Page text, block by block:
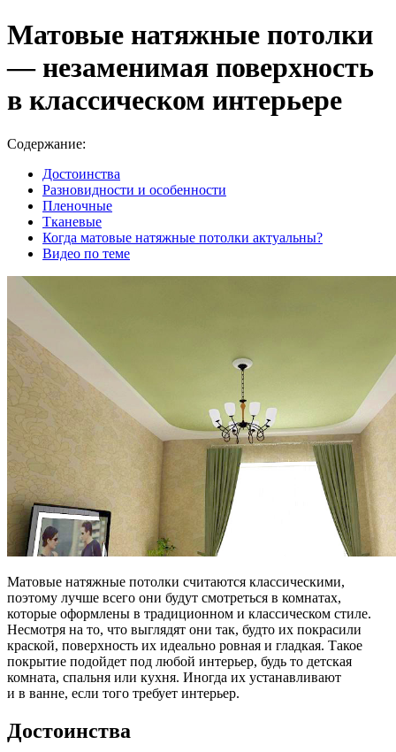
Матовые натяжные потолки
— незаменимая поверхность
в классическом интерьере
Содержание:
Достоинства
Разновидности и особенности
Пленочные
Тканевые
Когда матовые натяжные потолки актуальны?
Видео по теме
Матовые натяжные потолки считаются классическими,
поэтому лучше всего они будут смотреться в комнатах,
которые оформлены в традиционном и классическом стиле.
Несмотря на то, что выглядят они так, будто их покрасили
краской, поверхность их идеально ровная и гладкая. Такое
покрытие подойдет под любой интерьер, будь то детская
комната, спальня или кухня. Иногда их устанавливают
и в ванне, если того требует интерьер.
Достоинства